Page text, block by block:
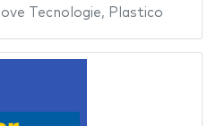
Tecnologie, Plastico